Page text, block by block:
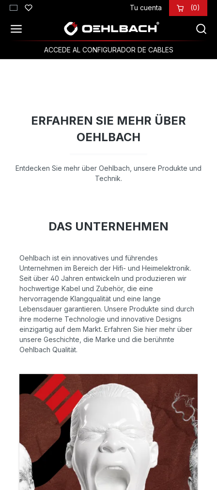
Saltar al contenido principal Tu cuenta (0)
ACCEDE AL CONFIGURADOR DE CABLES
ERFAHREN SIE MEHR ÜBER
OEHLBACH
Entdecken Sie mehr über Oehlbach, unsere Produkte und
Technik.
DAS UNTERNEHMEN
Oehlbach ist ein innovatives und führendes
Unternehmen im Bereich der Hifi- und Heimelektronik.
Seit über 40 Jahren entwickeln und produzieren wir
hochwertige Kabel und Zubehör, die eine
hervorragende Klangqualität und eine lange
Lebensdauer garantieren. Unsere Produkte sind durch
ihre moderne Technologie und innovative Designs
einzigartig auf dem Markt. Erfahren Sie hier mehr über
unsere Geschichte, die Marke und die berühmte
Oehlbach Qualität.